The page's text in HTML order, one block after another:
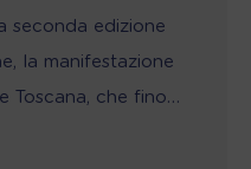
seconda edizione
la manifestazione
Toscana, che fino…